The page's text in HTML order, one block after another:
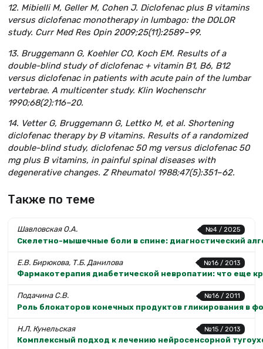
12. Mibielli M, Geller M, Cohen J. Diclofenac plus B vitamins
versus diclofenac monotherapy in lumbago: the DOLOR
study. Curr Med Res Opin 2009;25(11):2589–99.
13. Bruggemann G, Koehler CO, Koch EM. Results of a
double-blind study of diclofenac + vitamin B1, B6, B12
versus diclofenac in patients with acute pain of the lumbar
vertebrae. A multicenter study. Klin Wochenschr
1990;68(2):116–20.
14. Vetter G, Bruggemann G, Lettko M, et al. Shortening
diclofenac therapy by B vitamins. Results of a randomized
double-blind study, diclofenac 50 mg versus diclofenac 50
mg plus B vitamins, in painful spinal diseases with
degenerative changes. Z Rheumatol 1988;47(5):351–62.
Также по теме
№4 / 2025
Шавловская О.А.
Скелетно-мышечные боли в спине: диагностический
№16 / 2013
Е.В. Бирюкова, Т.Б. Данилова
Фармакотерапия диабетической невропатии: что еще
№16 / 2011
Подачина С.В.
Роль блокаторов конечных продуктов гликирования в
№15 / 2013
Н.Л. Кунельская
Комплексный подход к лечению нейросенсорной